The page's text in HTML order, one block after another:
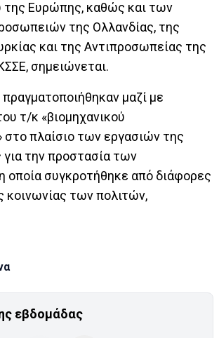
της Ευρώπης, καθώς και των
της Ολλανδίας, της
και της Αντιπροσωπείας της
σημειώνεται.
μαζί με
τ/κ «βιομηχανικού
στο πλαίσιο των εργασιών της
την προστασία των
οποία συγκροτήθηκε από διάφορες
κοινωνίας των πολιτών,
εβδομάδας